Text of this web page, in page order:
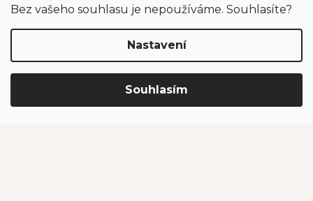
Bez vašeho souhlasu je nepoužíváme. Souhlasíte?
Nastavení
Souhlasím
Odběr newsletteru
PŘIHLÁSIT SE